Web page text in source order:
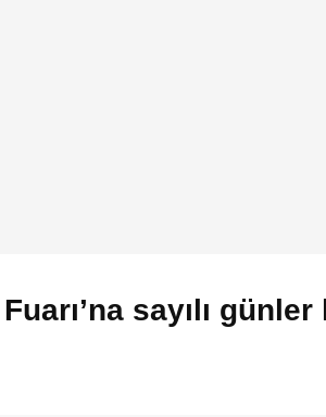
sayılı günler